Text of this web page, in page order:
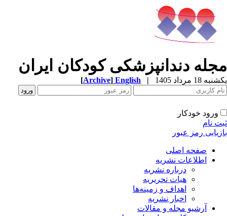
دندانپزشکی کودکان ایران
18 مرداد 1405 |
English
[Archive]
ورود خودکار
نام
رمز عبور
صفحه اصلی
اطلاعات نشریه
درباره نشریه
هیات تحریریه
اهداف و زمینه‌ها
اخبار نشریه
آرشیو مجله و مقالات